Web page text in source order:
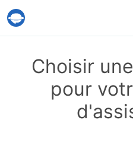
Service Help Desk
Choisir
pour